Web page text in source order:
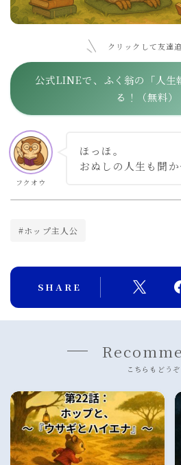
クリックして友達
公式LINEで、ふく翁の「人生
る！（無料）
フクオウ
ほっほ。
おぬしの人生も聞
#ホップ主人公
SHARE
こちらもどうぞ